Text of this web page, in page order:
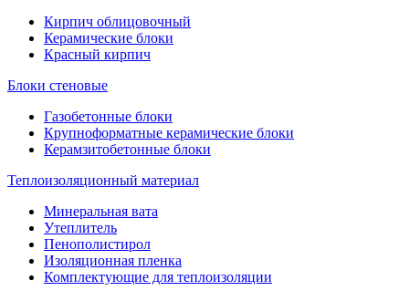
Кирпич облицовочный
Керамические блоки
Красный кирпич
Блоки стеновые
Газобетонные блоки
Крупноформатные керамические блоки
Керамзитобетонные блоки
Теплоизоляционный материал
Минеральная вата
Утеплитель
Пенополистирол
Изоляционная пленка
Комплектующие для теплоизоляции